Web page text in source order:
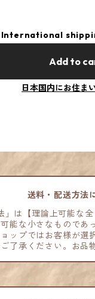
International
Add to
日本国内にお住ま
送料・配送方法
は【理論上可能な
能な小さなものであ
ップではお客様が
了承ください。お品